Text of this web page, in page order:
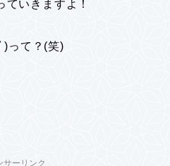
いきますよ！
)って？(笑)
サーリンク